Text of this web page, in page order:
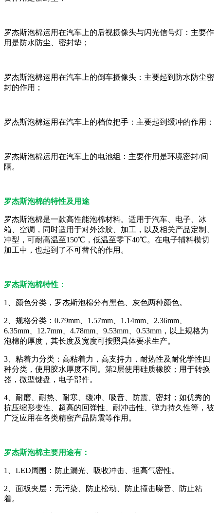
罗杰斯泡棉运用在汽车上的后视摄像头与闪光信号灯：主要作
用是防水防尘、密封垫；
罗杰斯泡棉运用在汽车上的倒车摄像头：主要起到防水防尘密
封的作用；
罗杰斯泡棉运用在汽车上的档位把手：主要起到缓冲的作用；
罗杰斯泡棉运用在汽车上的电池组：主要作用是环境密封/间
隔。
罗杰斯泡棉的特性及用途
罗杰斯泡棉是一款高性能泡棉材料。适用于汽车、电子、冰
箱、空调，同时适用于对外涂胶、加工，以及相关产品定制、
冲型，可耐高温至150℃，低温至零下40℃。在电子辅料模切
加工中，也起到了不可替代的作用。
罗杰斯泡棉特性：
1、颜色分类，罗杰斯泡棉分有黑色、灰色两种颜色。
2、规格分类：0.79mm、1.57mm、1.14mm、2.36mm、
6.35mm、12.7mm、4.78mm、9.53mm、0.53mm，以上规格为
泡棉的厚度，其长度及宽度可按照具体要求生产。
3、粘着力分类：高粘着力，高支持力，耐热性及耐化学性四
种分类，使用胶水厚度不同。第2层使用硅质橡胶；用于转换
器，微型键盘，电子部件。
4、耐磨、耐热、耐寒、缓冲、吸音、防震、密封；如优秀的
抗压缩形变性、超高的回弹性、耐冲击性、弹力持久性等，被
广泛应用在各类精密产品防震等作用。
罗杰斯泡棉主要用途有：
1、LED周围：防止漏光、吸收冲击、担高气密性。
2、面板夹层：无污染、防止松动、防止撞击噪音、防止粘
着。